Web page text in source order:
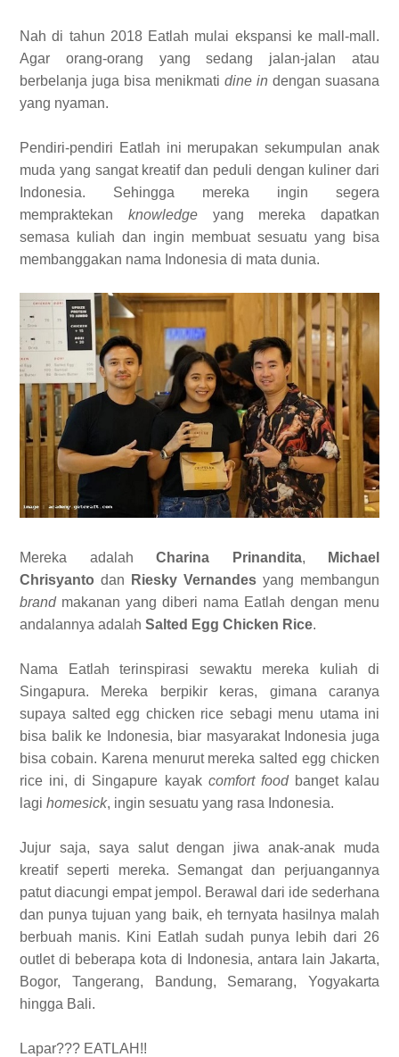
Nah di tahun 2018 Eatlah mulai ekspansi ke mall-mall.
Agar orang-orang yang sedang jalan-jalan atau
berbelanja juga bisa menikmati dine in dengan suasana
yang nyaman.
Pendiri-pendiri Eatlah ini merupakan sekumpulan anak
muda yang sangat kreatif dan peduli dengan kuliner dari
Indonesia. Sehingga mereka ingin segera
mempraktekan knowledgeyang mereka dapatkan
semasa kuliah dan ingin membuat sesuatu yang bisa
membanggakan nama Indonesia di mata dunia.
Mereka adalah Charina Prinandita,
Michael
Chrisyanto dan Riesky Vernandes yang membangun
brandmakanan yang diberi nama Eatlah dengan menu
andalannya adalah Salted Egg Chicken Rice.
Nama Eatlah terinspirasi sewaktu mereka kuliah di
Singapura. Mereka berpikir keras, gimana caranya
supaya salted egg chicken rice sebagi menu utama ini
bisa balik ke Indonesia, biar masyarakat Indonesia juga
bisa cobain. Karena menurut mereka salted egg chicken
rice ini, di Singapure kayak comfort food banget kalau
lagi homesick, ingin sesuatu yang rasa Indonesia.
Jujur saja, saya salut dengan jiwa anak-anak muda
kreatif seperti mereka. Semangat dan perjuangannya
patut diacungi empat jempol. Berawal dari ide sederhana
dan punya tujuan yang baik, eh ternyata hasilnya malah
berbuah manis. Kini Eatlah sudah punya lebih dari 26
outlet di beberapa kota di Indonesia, antara lain Jakarta,
Bogor, Tangerang, Bandung, Semarang, Yogyakarta
hingga Bali.
Lapar??? EATLAH!!